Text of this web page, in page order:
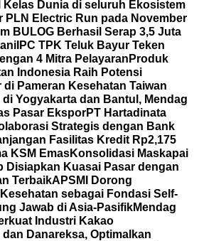
Kelas Dunia di seluruh Ekosistem
PLN Electric Run pada November
BULOG Berhasil Serap 3,5 Juta
IPC TPK Teluk Bayur Teken
4 Mitra Pelayaran Produk
Indonesia Raih Potensi
Pameran Kesehatan Taiwan
Yogyakarta dan Bantul, Mendag
Pasar EksporPT Hartadinata
Strategis dengan Bank
Fasilitas Kredit Rp2,175
KSM EmasKonsolidasi Maskapai
Disiapkan Kuasai Pasar dengan
TerbaikAPSMI Dorong
sebagai Fondasi Self-
Jawab di Asia-PasifikMendag
Industri Kakao
Danareksa, Optimalkan